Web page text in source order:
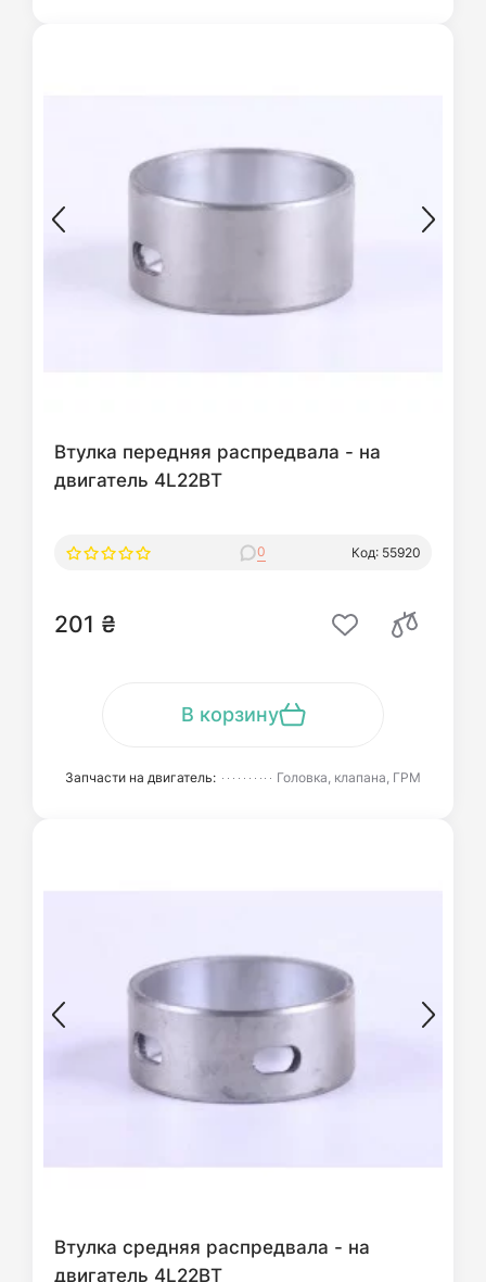
Втулка передняя распредвала - на
двигатель 4L22BT
0 Код: 55920
201 ₴
В корзину
Запчасти на двигатель: Головка, клапана, ГРМ
Втулка средняя распредвала - на
двигатель 4L22BT